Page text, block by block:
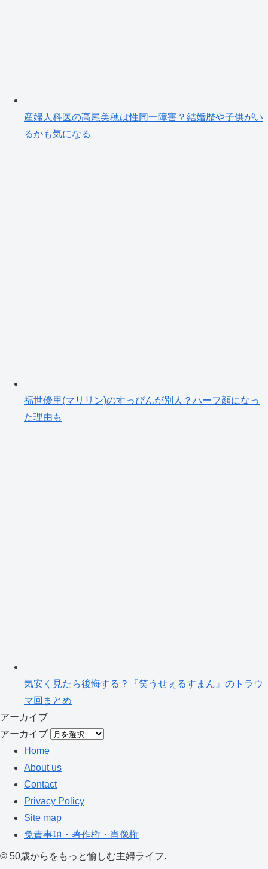
産婦人科医の高尾美穂は性同一障害？結婚歴や子供がい
るかも気になる
福世優里(マリリン)のすっぴんが別人？ハーフ顔になっ
た理由も
気安く見たら後悔する？『笑うせぇるすまん』のトラウ
マ回まとめ
アーカイブ
アーカイブ
Home
About us
Contact
Privacy Policy
Site map
免責事項・著作権・肖像権
© 50歳からをもっと愉しむ主婦ライフ.